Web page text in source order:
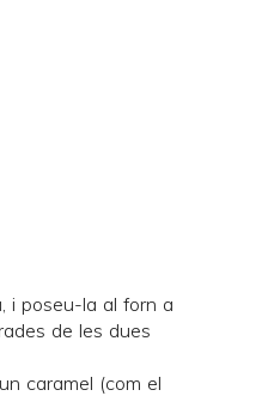
i poseu-la al forn a
de les dues
caramel (com el